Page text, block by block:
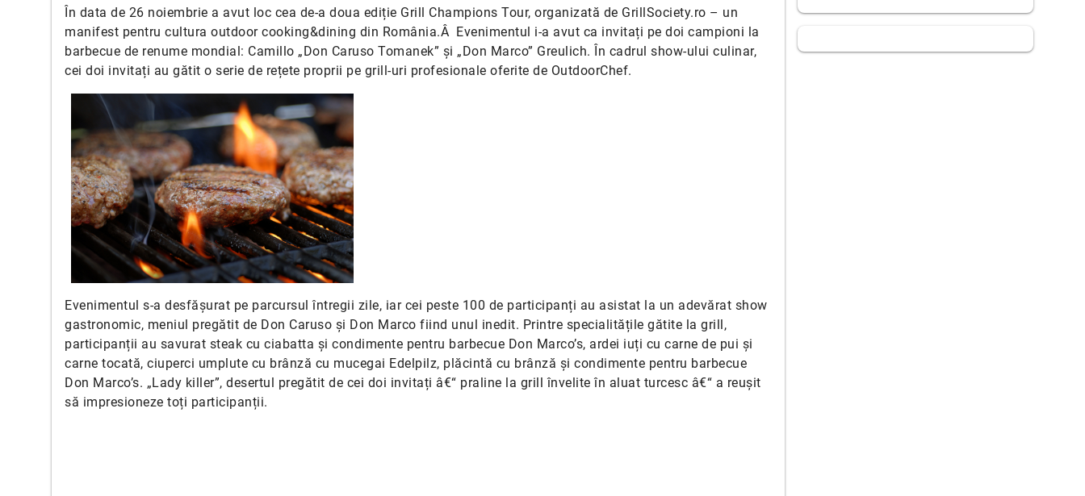
În data de 26 noiembrie a avut loc cea de-a doua ediție Grill Champions Tour, organizată de GrillSociety.ro – un
manifest pentru cultura outdoor cooking&dining din România.Â Evenimentul i-a avut ca invitați pe doi campioni la
barbecue de renume mondial: Camillo „Don Caruso Tomanek” și „Don Marco” Greulich. În cadrul show-ului culinar,
cei doi invitați au gătit o serie de rețete proprii pe grill-uri profesionale oferite de OutdoorChef.
Evenimentul s-a desfășurat pe parcursul întregii zile, iar cei peste 100 de participanți au asistat la un adevărat show
gastronomic, meniul pregătit de Don Caruso și Don Marco fiind unul inedit. Printre specialitățile gătite la grill,
participanții au savurat steak cu ciabatta și condimente pentru barbecue Don Marco’s, ardei iuți cu carne de pui și
carne tocată, ciuperci umplute cu brânză cu mucegai Edelpilz, plăcintă cu brânză și condimente pentru barbecue
Don Marco’s. „Lady killer”, desertul pregătit de cei doi invitați â€“ praline la grill învelite în aluat turcesc â€“ a reușit
să impresioneze toți participanții.